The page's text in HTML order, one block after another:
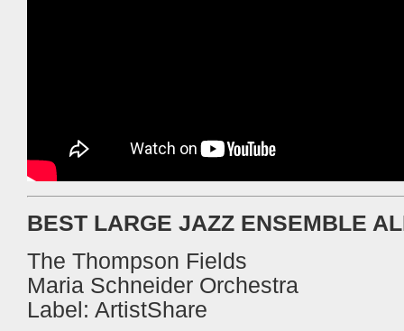
BEST LARGE JAZZ ENSEMBLE
The Thompson Fields
Maria Schneider Orchestra
Label: ArtistShare